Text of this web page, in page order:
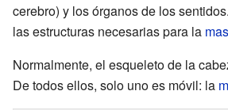
cerebro) y los órganos de los
las estructuras necesarias para la
Normalmente, el esqueleto de la
De todos ellos, solo uno es móvil: la